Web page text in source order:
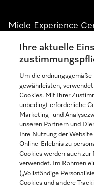
Miele Experience
Alle Miele Experience
Newsletter
Miele auf Instagram
Miele aufMiele auf
Ihre aktuelle
Um die
gewährleisten,
Cookies. Mit Ihrer
unbedingt erforderliche
Marketing- und
unseren Partnern und
Ihre Nutzung der
Online-Erlebnis zu
Cookies werden auch zur
verwendet. Im Rahmen
(„Vollständige
Cookies und andere